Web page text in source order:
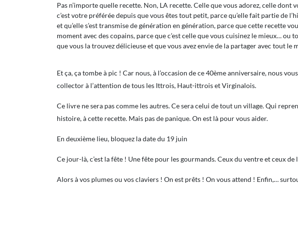
Pas n’importe quelle recette. Non, LA recette. Celle que vous adorez, celle dont
c’est votre préférée depuis que vous êtes tout petit, parce qu’elle fait partie de
et qu’elle s’est transmise de génération en génération, parce que cette recette
moment avec des copains, parce que c’est celle que vous cuisinez le mieux… ou
que vous la trouvez délicieuse et que vous avez envie de la partager avec tout le
Et ça, ça tombe à pic ! Car nous, à l’occasion de ce 40ème anniversaire, nous
collector à l’attention de tous les Ittrois, Haut-ittrois et Virginalois.
Ce livre ne sera pas comme les autres. Ce sera celui de tout un village. Qui
histoire, à cette recette. Mais pas de panique. On est là pour vous aider.
En deuxième lieu, bloquez la date du 19 juin
Ce jour-là, c’est la fête ! Une fête pour les gourmands. Ceux du ventre et ceux
Alors à vos plumes ou vos claviers ! On est prêts ! On vous attend ! Enfin,…